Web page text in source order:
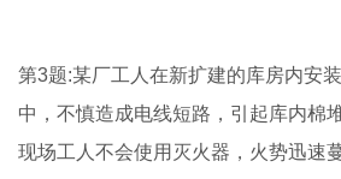
第3题:某厂工人在新扩建的库房内安
中，不慎造成电线短路，引起库内棉
现场工人不会使用灭火器，火势迅速